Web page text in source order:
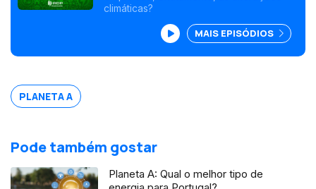
climáticas?
MAIS EPISÓDIOS
PLANETA A
Pode também gostar
Planeta A: Qual o melhor tipo de